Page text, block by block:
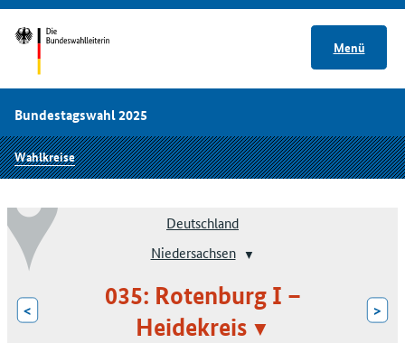
Menü
Bundestagswahl 2025
Wahlkreise
Deutschland
Niedersachsen
<
035: Rotenburg I –
Heidekreis
>